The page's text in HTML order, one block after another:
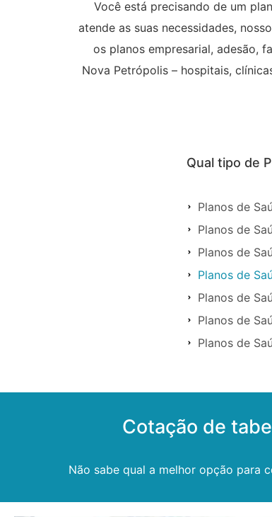
Você está precisando de um
atende as suas necessidades,
os planos empresarial, adesão,
Nova Petrópolis – hospitais,
Qual tipo de
Planos de
Planos de
Planos de
Planos de
Planos de
Planos de
Planos de
Cotação de
Não sabe qual a melhor opção para